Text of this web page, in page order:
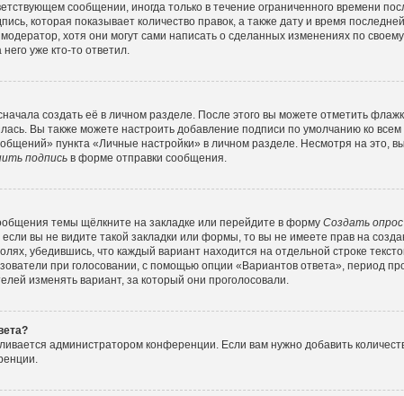
сообщении, иногда только в течение ограниченного времени
которая показывает количество правок, а также дату и время
хотя они могут сами написать о сделанных изменениях по
уже кто-то ответил.
создать её в личном разделе. После этого вы можете отметить
Вы также можете настроить добавление подписи по умолчанию ко
пункта «Личные настройки» в личном разделе. Несмотря на это,
подпись в форме отправки сообщения.
темы щёлкните на закладке или перейдите в форму Создать опрос
вы не видите такой закладки или формы, то вы не имеете прав на
убедившись, что каждый вариант находится на отдельной строке
при голосовании, с помощью опции «Вариантов ответа», период
изменять вариант, за который они проголосовали.
администратором конференции. Если вам нужно добавить